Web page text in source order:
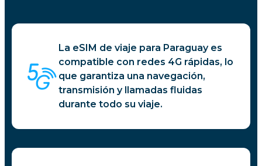
La eSIM de viaje para Paraguay es
compatible con redes 4G rápidas, lo
que garantiza una navegación,
transmisión y llamadas fluidas
durante todo su viaje.